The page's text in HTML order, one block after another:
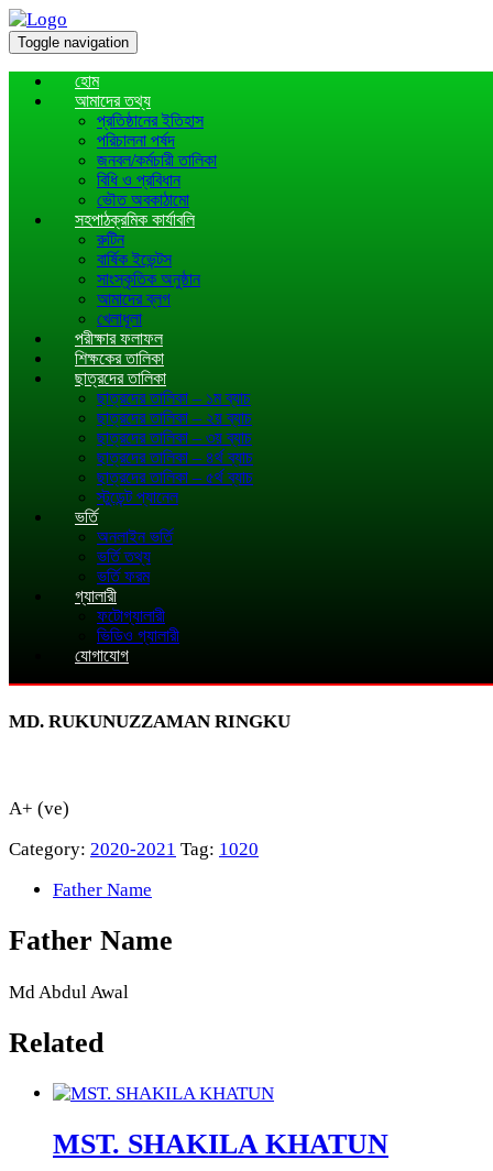
Toggle navigation
হোম
আমাদের তথ্য
প্রতিষ্ঠানের ইতিহাস
পরিচালনা পর্ষদ
জনবল/কর্মচারী তালিকা
বিধি ও প্রবিধান
ভৌত অবকাঠামো
সহপাঠক্রমিক কার্যাবলি
রুটিন
বার্ষিক ইভেন্টস
সাংস্কৃতিক অনুষ্ঠান
আমাদের ব্লগ
খেলাধূলা
পরীক্ষার ফলাফল
শিক্ষকের তালিকা
ছাত্রদের তালিকা
ছাত্রদের তালিকা – ১ম ব্যাচ
ছাত্রদের তালিকা – ২য় ব্যাচ
ছাত্রদের তালিকা – ৩য় ব্যাচ
ছাত্রদের তালিকা – ৪র্থ ব্যাচ
ছাত্রদের তালিকা – ৫র্থ ব্যাচ
স্টুডেন্ট প্যানেল
ভর্তি
অনলাইন ভর্তি
ভর্তি তথ্য
ভর্তি ফরম
গ্যালারী
ফটোগ্যালারী
ভিডিও গ্যালারী
যোগাযোগ
MD. RUKUNUZZAMAN RINGKU
A+ (ve)
Category: 2020-2021 Tag: 1020
Father Name
Father Name
Md Abdul Awal
Related
MST. SHAKILA KHATUN